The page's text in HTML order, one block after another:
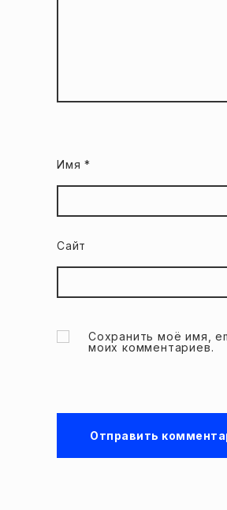
Имя*
Сайт
Сохранить моё имя,
моих комментариев.